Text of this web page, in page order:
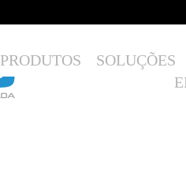
PRODUTOS SOLUÇÕES